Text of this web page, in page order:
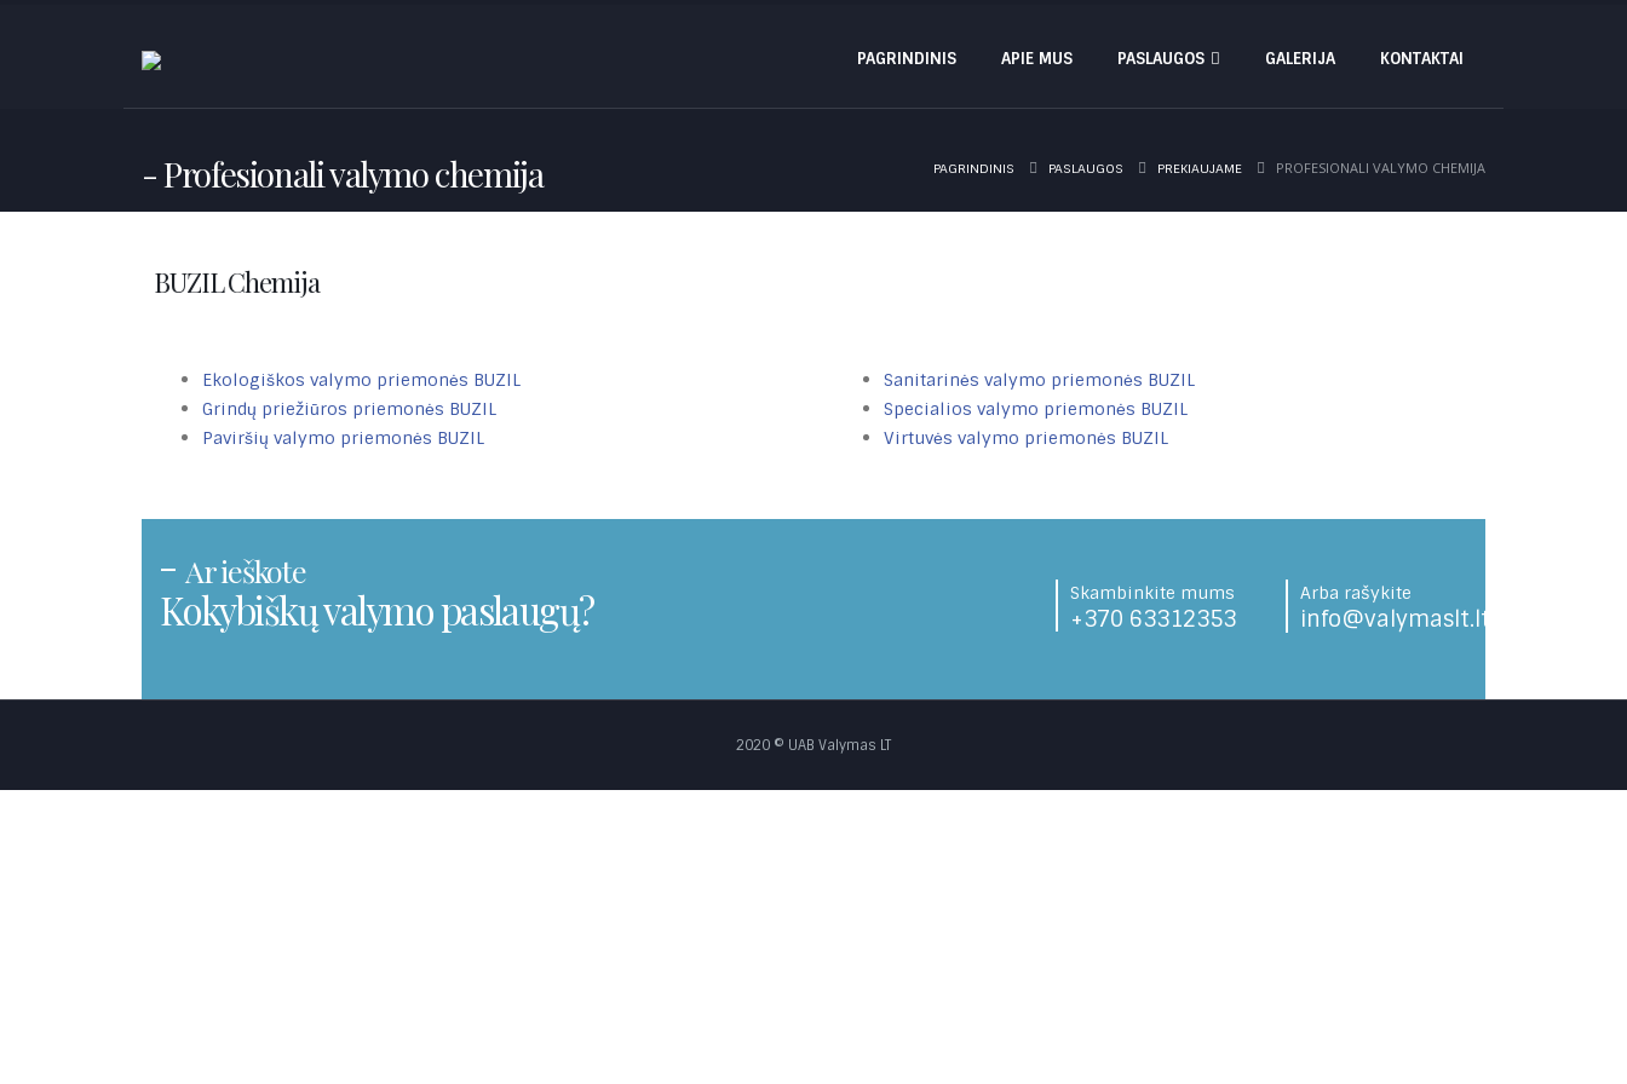
PAGRINDINIS APIE MUS PASLAUGOS GALERIJA KONTAKTAI
Profesionali valymo chemija PAGRINDINIS PASLAUGOS PREKIAUJAME PROFESIONALI VALYMO CHEMIJA
BUZIL Chemija
Ekologiškos valymo priemonės BUZIL
Grindų priežiūros priemonės BUZIL
Paviršių valymo priemonės BUZIL
Sanitarinės valymo priemonės BUZIL
Specialios valymo priemonės BUZIL
Virtuvės valymo priemonės BUZIL
Ar ieškote
Kokybiškų valymo paslaugų? Skambinkite mums
+370 63312353
Arba rašykite
info@valymaslt.lt
2020 © UAB Valymas LT